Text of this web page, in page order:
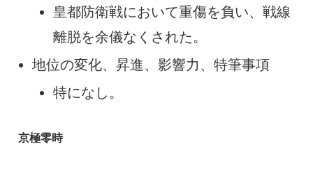
皇都防衛戦において重傷を負い、戦線
離脱を余儀なくされた。
地位の変化、昇進、影響力、特筆事項
特になし。
京極零時